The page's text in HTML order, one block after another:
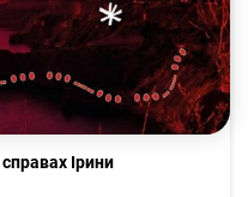
Ірини